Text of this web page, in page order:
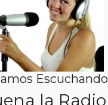
Escuchando
la Radio